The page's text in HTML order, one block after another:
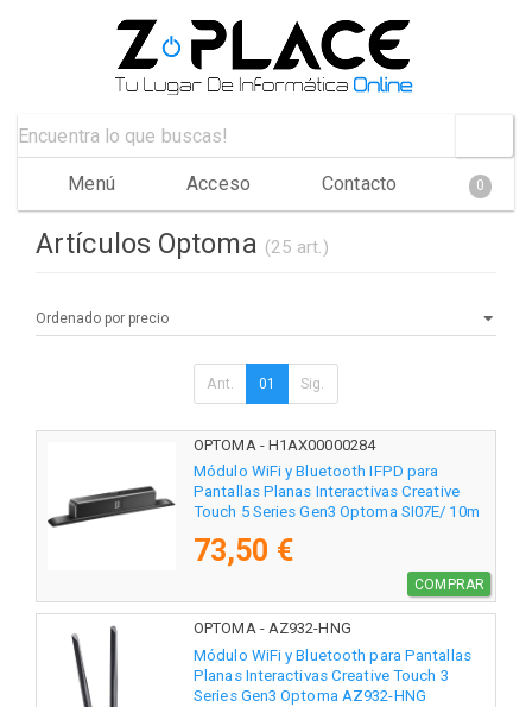
Menú Acceso Contacto 0
Artículos Optoma (25 art.)
Ant. 01 Sig.
OPTOMA - H1AX00000284
Módulo WiFi y Bluetooth IFPD para
Pantallas Planas Interactivas Creative
Touch 5 Series Gen3 Optoma SI07E/ 10m
73,50 €
COMPRAR
OPTOMA - AZ932-HNG
Módulo WiFi y Bluetooth para Pantallas
Planas Interactivas Creative Touch 3
Series Gen3 Optoma AZ932-HNG